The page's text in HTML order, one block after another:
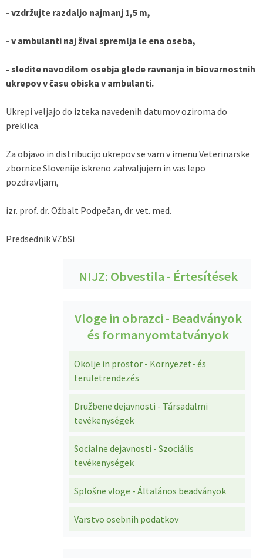
- vzdržujte razdaljo najmanj 1,5 m,
- v ambulanti naj žival spremlja le ena oseba,
- sledite navodilom osebja glede ravnanja in biovarnostnih
ukrepov v času obiska v ambulanti.
Ukrepi veljajo do izteka navedenih datumov oziroma do
preklica.
Za objavo in distribucijo ukrepov se vam v imenu Veterinarske
zbornice Slovenije iskreno zahvaljujem in vas lepo
pozdravljam,
izr. prof. dr. Ožbalt Podpečan, dr. vet. med.
Predsednik VZbSi
NIJZ: Obvestila - Értesítések
Vloge in obrazci - Beadványok
és formanyomtatványok
Okolje in prostor - Környezet- és
területrendezés
Družbene dejavnosti - Társadalmi
tevékenységek
Socialne dejavnosti - Szociális
tevékenységek
Splošne vloge - Általános beadványok
Varstvo osebnih podatkov